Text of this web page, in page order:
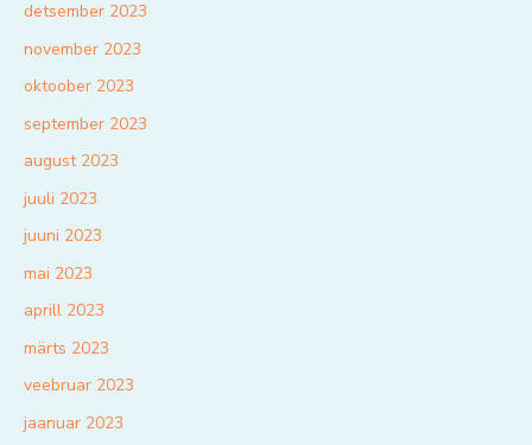
detsember 2023
november 2023
oktoober 2023
september 2023
august 2023
juuli 2023
juuni 2023
mai 2023
aprill 2023
märts 2023
veebruar 2023
jaanuar 2023